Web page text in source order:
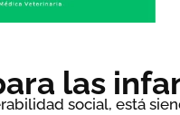
las
social, está